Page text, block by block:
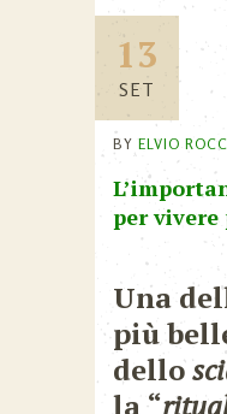
13
SET
BY ELVIO
per
Una
più
dello
la “